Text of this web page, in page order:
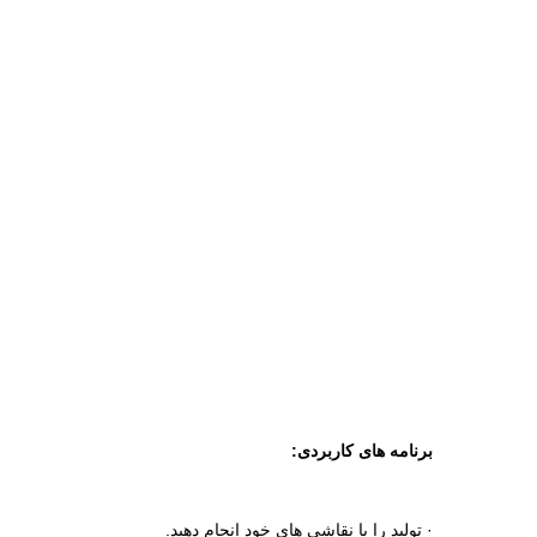
برنامه های کاربردی:
· تولید را با نقاشی های خود انجام دهید.